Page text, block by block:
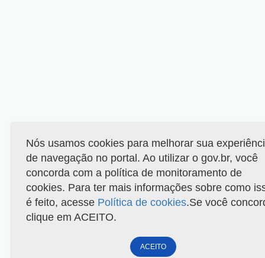
Nós usamos cookies para melhorar sua
de navegação no portal. Ao utilizar o gov.br, você
concorda com a política de monitoramento de
cookies. Para ter mais informações sobre como
é feito, acesse Política de cookies.Se você
clique em ACEITO.
ACEITO